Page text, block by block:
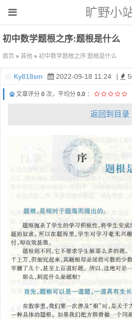
旷野小
初中数学题根之序:题根是什么
首页 » 其他 » 初中数学题根之序:题根是什么
Ky818sm 2022-09-18 11:24 |
文章评分 0 次，平均分 0.0 ：
返回到目录